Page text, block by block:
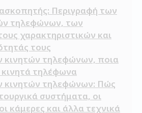
Περιγραφή των
τηλεφώνων, των
χαρακτηριστικών και
τους
κινητών τηλεφώνων, ποια
τηλέφωνα
κινητών τηλεφώνων: Πώς
συστήματα, οι
κάμερες και άλλα τεχνικά